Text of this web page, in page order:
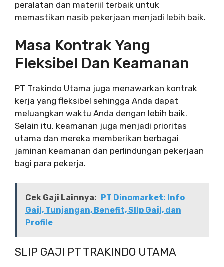
peralatan dan materiil terbaik untuk
memastikan nasib pekerjaan menjadi lebih baik.
Masa Kontrak Yang
Fleksibel Dan Keamanan
PT Trakindo Utama juga menawarkan kontrak
kerja yang fleksibel sehingga Anda dapat
meluangkan waktu Anda dengan lebih baik.
Selain itu, keamanan juga menjadi prioritas
utama dan mereka memberikan berbagai
jaminan keamanan dan perlindungan pekerjaan
bagi para pekerja.
Cek Gaji Lainnya: PT Dinomarket: Info
Gaji, Tunjangan, Benefit, Slip Gaji, dan
Profile
SLIP GAJI PT TRAKINDO UTAMA